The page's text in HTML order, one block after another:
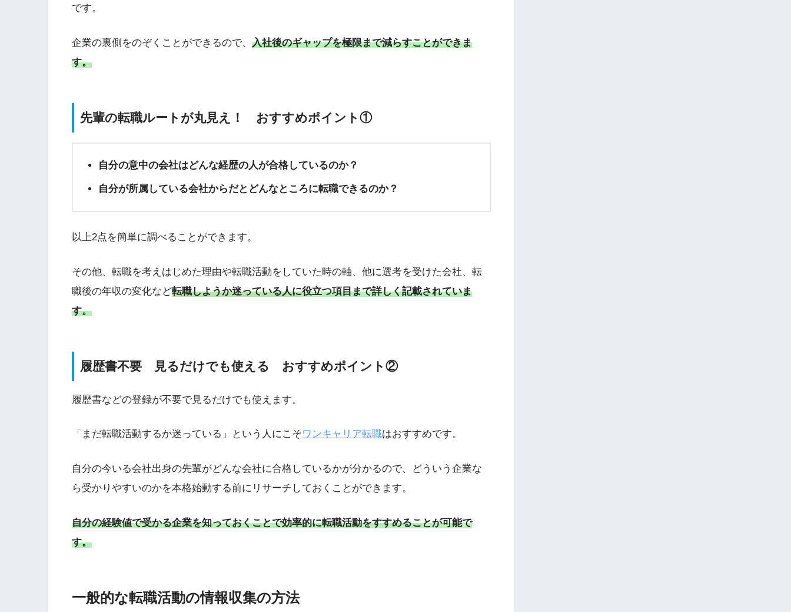
です。
企業の裏側をのぞくことができるので、 入社後のギャップを極限まで減らすことができま
す。
先輩の転職ルートが丸見え！ おすすめポイント①
自分の意中の会社はどんな経歴の人が合格しているのか？
自分が所属している会社からだとどんなところに転職できるのか？
以上2点を簡単に調べることができます。
その他、転職を考えはじめた理由や転職活動をしていた時の軸、他に選考を受けた会社、転
職後の年収の変化など転職しようか迷っている人に役立つ項目まで詳しく記載されていま
す。
履歴書不要 見るだけでも使える おすすめポイント②
履歴書などの登録が不要で見るだけでも使えます。
「まだ転職活動するか迷っている」という人にこそワンキャリア転職はおすすめです。
自分の今いる会社出身の先輩がどんな会社に合格しているかが分かるので、どういう企業な
ら受かりやすいのかを本格始動する前にリサーチしておくことができます。
自分の経験値で受かる企業を知っておくことで効率的に転職活動をすすめることが可能で
す。
一般的な転職活動の情報収集の方法